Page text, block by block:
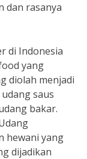
dan rasanya
di Indonesia
yang
diolah menjadi
saus
bakar.
hewani yang
dijadikan